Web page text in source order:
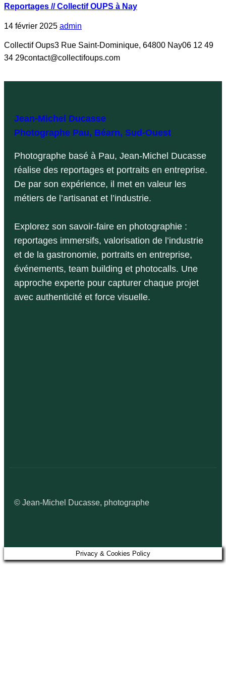
Reportages // Collectif OUPS à Nay
14 février 2025 admin
Collectif Oups3 Rue Saint-Dominique, 64800 Nay06 12 49
34 29contact@collectifoups.com
Jean-Michel Ducasse
Photographe Pau, Béarn, Sud-Ouest
Photographe basé à Pau, Jean-Michel Ducasse
réalise des reportages et portraits en entreprise.
De par son expérience, il met en valeur les
métiers de l’artisanat et l’industrie.
Explorez son savoir-faire en photographie :
reportages immersifs, valorisation de l’industrie
et de la gastronomie, portraits en entreprise,
événements, team building et photocalls. Une
approche experte pour capturer chaque projet
avec authenticité et force visuelle.
© Jean-Michel Ducasse, photographe
Privacy & Cookies Policy